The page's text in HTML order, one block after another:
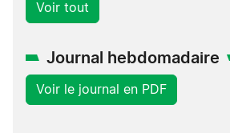
Voir tout
Journal hebdomadaire
Voir le journal en PDF